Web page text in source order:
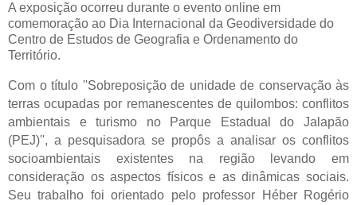
A exposição ocorreu durante o evento online em
comemoração ao Dia Internacional da Geodiversidade do
Centro de Estudos de Geografia e Ordenamento do
Território.
Com o título ''Sobreposição de unidade de conservação às
terras ocupadas por remanescentes de quilombos: conflitos
ambientais e turismo no Parque Estadual do Jalapão
(PEJ)'', a pesquisadora se propôs a analisar os conflitos
socioambientais existentes na região levando em
consideração os aspectos físicos e as dinâmicas sociais.
Seu trabalho foi orientado pelo professor Héber Rogério